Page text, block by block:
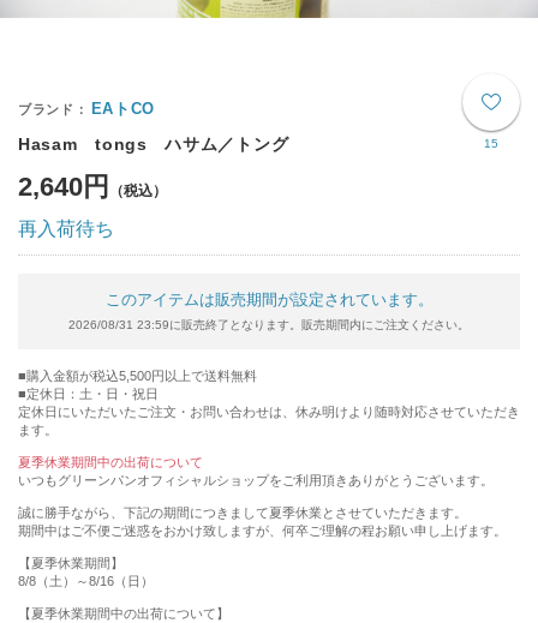
15
EAトCO
Hasam tongs ハサム／トング
2,640円
再入荷待ち
このアイテムは販売期間が設定されています。
2026/08/31 23:59に販売終了となります。販売期間内にご注文ください。
購入金額が税込5,500円以上で送料無料
定休日：土・日・祝日
定休日にいただいたご注文・お問い合わせは、休み明けより随時対応させていただき
ます。
夏季休業期間中の出荷について
いつもグリーンパンオフィシャルショップをご利用頂きありがとうございます。
誠に勝手ながら、下記の期間につきまして夏季休業とさせていただきます。
期間中はご不便ご迷惑をおかけ致しますが、何卒ご理解の程お願い申し上げます。
【夏季休業期間】
8/8（土）～8/16（日）
【夏季休業期間中の出荷について】